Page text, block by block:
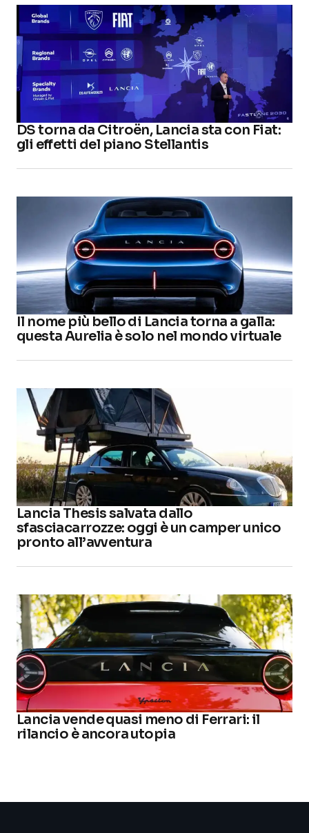
DS torna da Citroën, Lancia sta con Fiat:
gli effetti del piano Stellantis
Il nome più bello di Lancia torna a galla:
questa Aurelia è solo nel mondo virtuale
Lancia Thesis salvata dallo
sfasciacarrozze: oggi è un camper unico
pronto all’avventura
Lancia vende quasi meno di Ferrari: il
rilancio è ancora utopia